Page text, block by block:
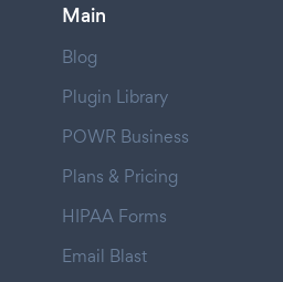
Main
Blog
Plugin Library
POWR Business
Plans & Pricing
HIPAA Forms
Email Blast